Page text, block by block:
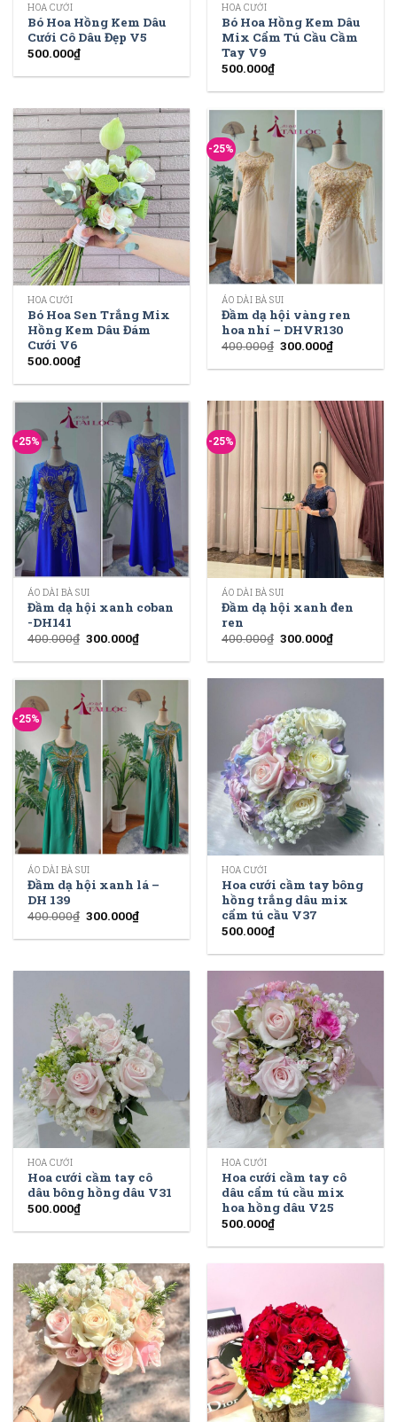
HOA CƯỚI
Bó Hoa Hồng Kem Dâu
Cưới Cô Dâu Đẹp V5
500.000₫
HOA CƯỚI
Bó Hoa Hồng Kem Dâu
Mix Cẩm Tú Cầu Cầm
Tay V9
500.000₫
HOA CƯỚI
Bó Hoa Sen Trắng Mix
Hồng Kem Dâu Đám
Cưới V6
500.000₫
-25%
ÁO DÀI BÀ SUI
Đầm dạ hội vàng ren
hoa nhí – DHVR130
400.000₫ 300.000₫
-25%
ÁO DÀI BÀ SUI
Đầm dạ hội xanh coban
-DH141
400.000₫ 300.000₫
-25%
ÁO DÀI BÀ SUI
Đầm dạ hội xanh đen
ren
400.000₫ 300.000₫
-25%
ÁO DÀI BÀ SUI
Đầm dạ hội xanh lá –
DH 139
400.000₫ 300.000₫
HOA CƯỚI
Hoa cưới cầm tay bông
hồng trắng dâu mix
cẩm tú cầu V37
500.000₫
HOA CƯỚI
Hoa cưới cầm tay cô
dâu bông hồng dâu V31
500.000₫
HOA CƯỚI
Hoa cưới cầm tay cô
dâu cẩm tú cầu mix
hoa hồng dâu V25
500.000₫